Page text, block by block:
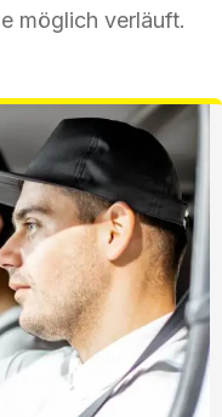
möglich verläuft.